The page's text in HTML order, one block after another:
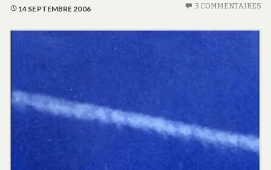
5
2
14 SEPTEMBRE 2006 3 COMMENTAIRES